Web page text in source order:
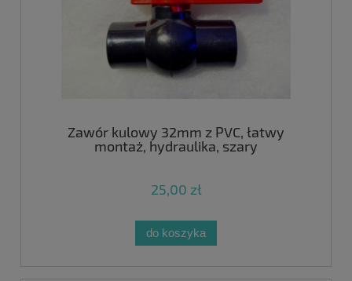
Zawór kulowy 32mm z PVC, łatwy
montaż, hydraulika, szary
25,00 zł
do koszyka